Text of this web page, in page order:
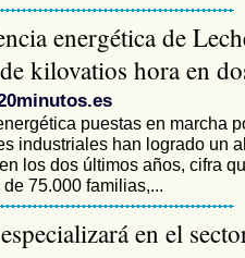
energética de
kilovatios hora en
puestas en marcha
industriales han logrado un
los dos últimos años, cifra
75.000 familias,...
en el